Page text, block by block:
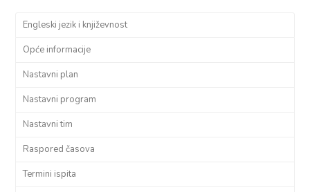
Engleski jezik i književnost
Opće informacije
Nastavni plan
Nastavni program
Nastavni tim
Raspored časova
Termini ispita